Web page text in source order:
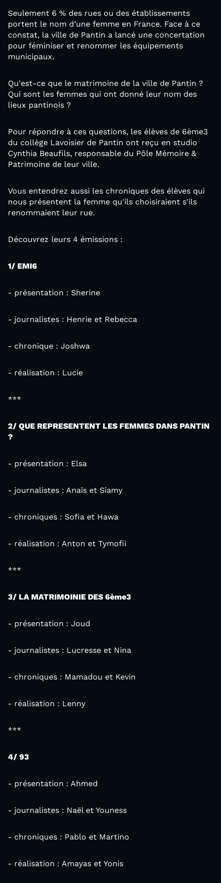
Seulement 6 % des rues ou des établissements
portent le nom d’une femme en France. Face à ce
constat, la ville de Pantin a lancé une concertation
pour féminiser et renommer les équipements
municipaux.
Qu'est-ce que le matrimoine de la ville de Pantin ?
Qui sont les femmes qui ont donné leur nom des
lieux pantinois ?
Pour répondre à ces questions, les élèves de 6ème3
du collège Lavoisier de Pantin ont reçu en studio
Cynthia Beaufils, responsable du Pôle Mémoire &
Patrimoine de leur ville.
Vous entendrez aussi les chroniques des élèves qui
nous présentent la femme qu'ils choisiraient s'ils
renommaient leur rue.
Découvrez leurs 4 émissions :
1/ EMI6
- présentation : Sherine
- journalistes : Henrie et Rebecca
- chronique : Joshwa
- réalisation : Lucie
***
2/ QUE REPRESENTENT LES FEMMES DANS PANTIN
?
- présentation : Elsa
- journalistes : Anaïs et Siamy
- chroniques : Sofia et Hawa
- réalisation : Anton et Tymofii
***
3/ LA MATRIMOINIE DES 6ème3
- présentation : Joud
- journalistes : Lucresse et Nina
- chroniques : Mamadou et Kevin
- réalisation : Lenny
***
4/ 93
- présentation : Ahmed
- journalistes : Naël et Youness
- chroniques : Pablo et Martino
- réalisation : Amayas et Yonis